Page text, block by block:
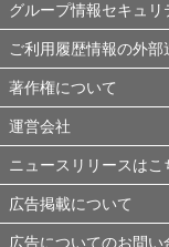
グループ情報セキュリ
ご利用履歴情報の外部
著作権について
運営会社
ニュースリリースはこ
広告掲載について
広告についてのお問い